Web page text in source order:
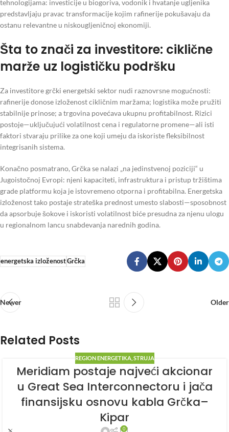
tehnologijama: investicije u biogoriva, vodonik i hvatanje ugljenika
predstavljaju pravac transformacije kojim rafinerije pokušavaju da
ostanu relevantne u niskougljeničnoj ekonomiji.
Šta to znači za investitore: ciklične
marže uz logističku podršku
Za investitore grčki energetski sektor nudi raznovrsne mogućnosti:
rafinerije donose izloženost cikličnim maržama; logistika može pružiti
stabilnije prinose; a trgovina povećava ukupnu profitabilnost. Rizici
postoje—uključujući volatilnost cena i regulatorne promene—ali isti
faktori stvaraju prilike za one koji umeju da iskoriste fleksibilnost
integrisanih sistema.
Konačno posmatrano, Grčka se nalazi „na jedinstvenoj poziciji“ u
Jugoistočnoj Evropi: njeni kapaciteti, infrastruktura i pristup tržištima
grade platformu koja je istovremeno otporna i profitabilna. Energetska
izloženost tako postaje strateška prednost umesto slabosti—sposobnost
da apsorbuje šokove i iskoristi volatilnost biće presudna za njenu ulogu
u regionalnom lancu snabdevanja narednih godina.
energetska izloženostGrčka
Newer Older
Related Posts
REGION ENERGETIKA, STRUJA
Meridiam postaje najveći akcionar
u Great Sea Interconnectoru i jača
finansijsku osnovu kabla Grčka–
Kipar
0